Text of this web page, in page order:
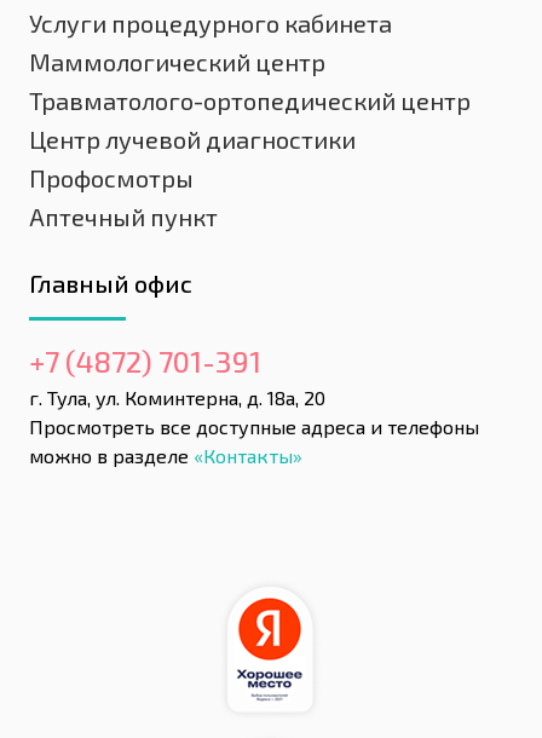
Услуги процедурного кабинета
Маммологический центр
Травматолого-ортопедический центр
Центр лучевой диагностики
Профосмотры
Аптечный пункт
Главный офис
+7 (4872) 701-391
г. Тула, ул. Коминтерна, д. 18а, 20
Просмотреть все доступные адреса и телефоны
можно в разделе «Контакты»